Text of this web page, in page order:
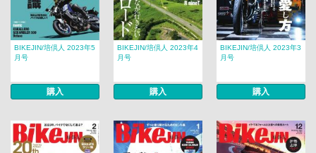
BIKEJIN/培倶人 2023年5
月号
購入
BIKEJIN/培倶人 2023年4
月号
購入
BIKEJIN/培倶人 2023年3
月号
購入